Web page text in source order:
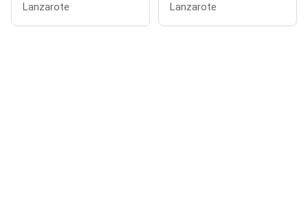
Lanzarote Lanzarote